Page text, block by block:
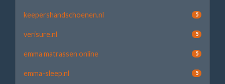
keepershandschoenen.nl 5
verisure.nl 5
emma matrassen online 5
emma-sleep.nl 5